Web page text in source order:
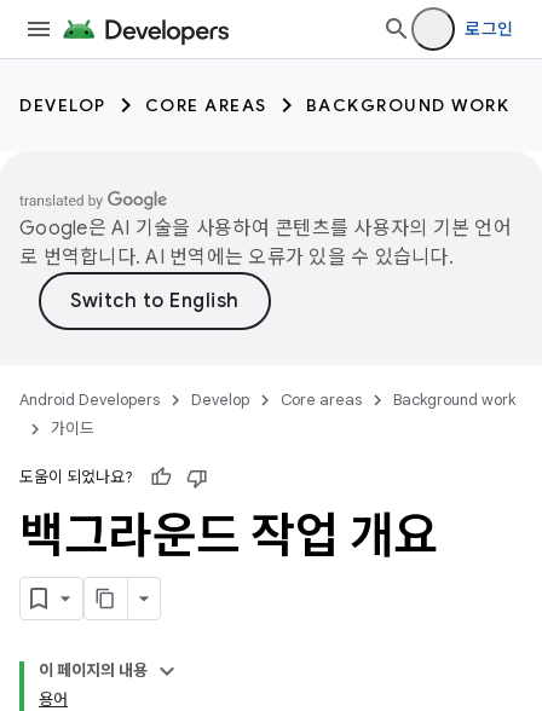
로그인
DEVELOP CORE AREAS BACKGROUND WORK
Google은 AI 기술을 사용하여 콘텐츠를 사용자의 기본 언어
로 번역합니다. AI 번역에는 오류가 있을 수 있습니다.
Android Developers Develop Core areas
Background work
가이드
도움이 되었나요?
백그라운드 작업 개요
이 페이지의 내용
용어